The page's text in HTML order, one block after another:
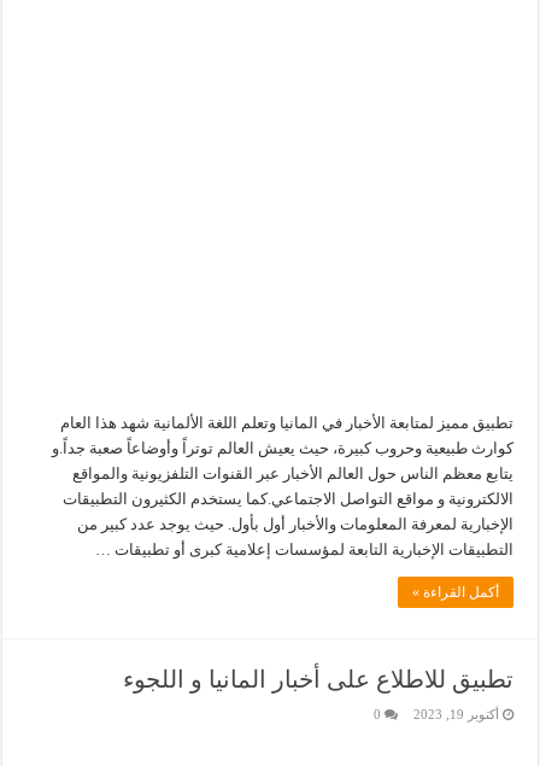
تطبيق مميز لمتابعة الأخبار في المانيا وتعلم اللغة الألمانية شهد هذا العام
كوارث طبيعية وحروب كبيرة، حيث يعيش العالم توتراً وأوضاعاً صعبة جداً.و
يتابع معظم الناس حول العالم الأخبار عبر القنوات التلفزيونية والمواقع
الالكترونية و مواقع التواصل الاجتماعي.كما يستخدم الكثيرون التطبيقات
الإخبارية لمعرفة المعلومات والأخبار أول بأول. حيث يوجد عدد كبير من
التطبيقات الإخبارية التابعة لمؤسسات إعلامية كبرى أو تطبيقات …
أكمل القراءة »
تطبيق للاطلاع على أخبار المانيا و اللجوء
أكتوبر 19, 2023 0